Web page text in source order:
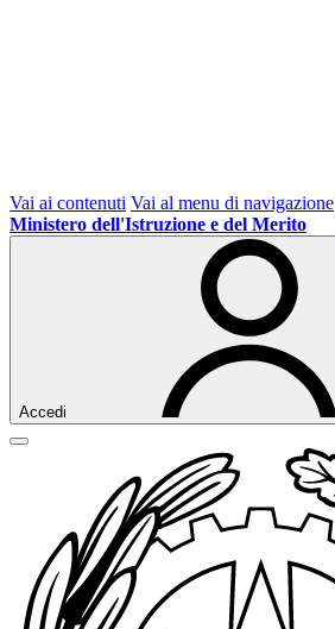
Vai ai contenuti Vai al menu di navigazione
Ministero dell'Istruzione e del Merito
Accedi